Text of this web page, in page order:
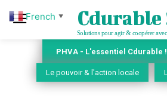
Cdurable
Solutions pour agir & coopérer
PHVA - L'essentiel Cdurable !
Le pouvoir & l'action locale
French ▼